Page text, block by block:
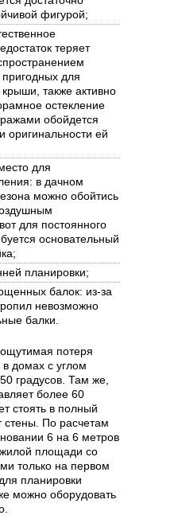
фигурой;
теряет
для
также активно
остекление
обойдется
оригинальности ей
для
в дачном
можно обойтись
для постоянного
основательный
планировки;
балок: из-за
невозможно
балки.
потеря
домах с углом
градусов. Там же,
более 60
стоять в полный
стены. По расчетам
6 на 6 метров
жилой площади со
только на первом
планировки
можно оборудовать